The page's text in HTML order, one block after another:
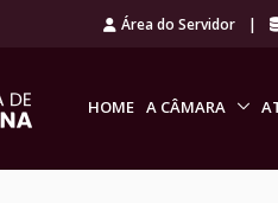
Área do Servidor |
HOME A CÂMARA